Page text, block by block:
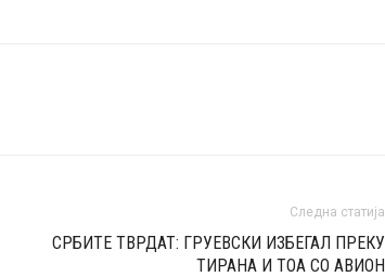
Следна статија
СРБИТЕ ТВРДАТ: ГРУЕВСКИ ИЗБЕГАЛ ПРЕКУ
ТИРАНА И ТОА СО АВИОН